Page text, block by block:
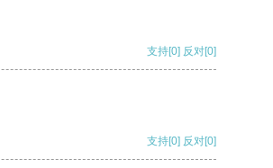
支持[0] 反对[0]
支持[0] 反对[0]